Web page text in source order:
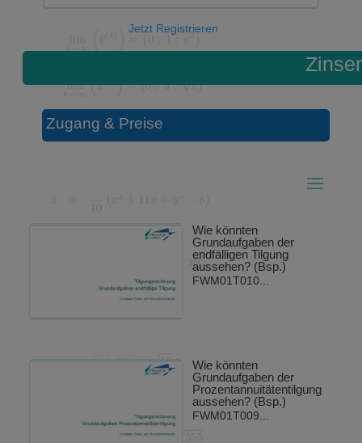
Jetzt Registrieren
Zugang & Preise
Wie könnten
Grundaufgaben der
endfälligen Tilgung
aussehen? (Bsp.)
FWM01T010...
Wie könnten
Grundaufgaben der
Prozentannuitätentilgung
aussehen? (Bsp.)
FWM01T009...